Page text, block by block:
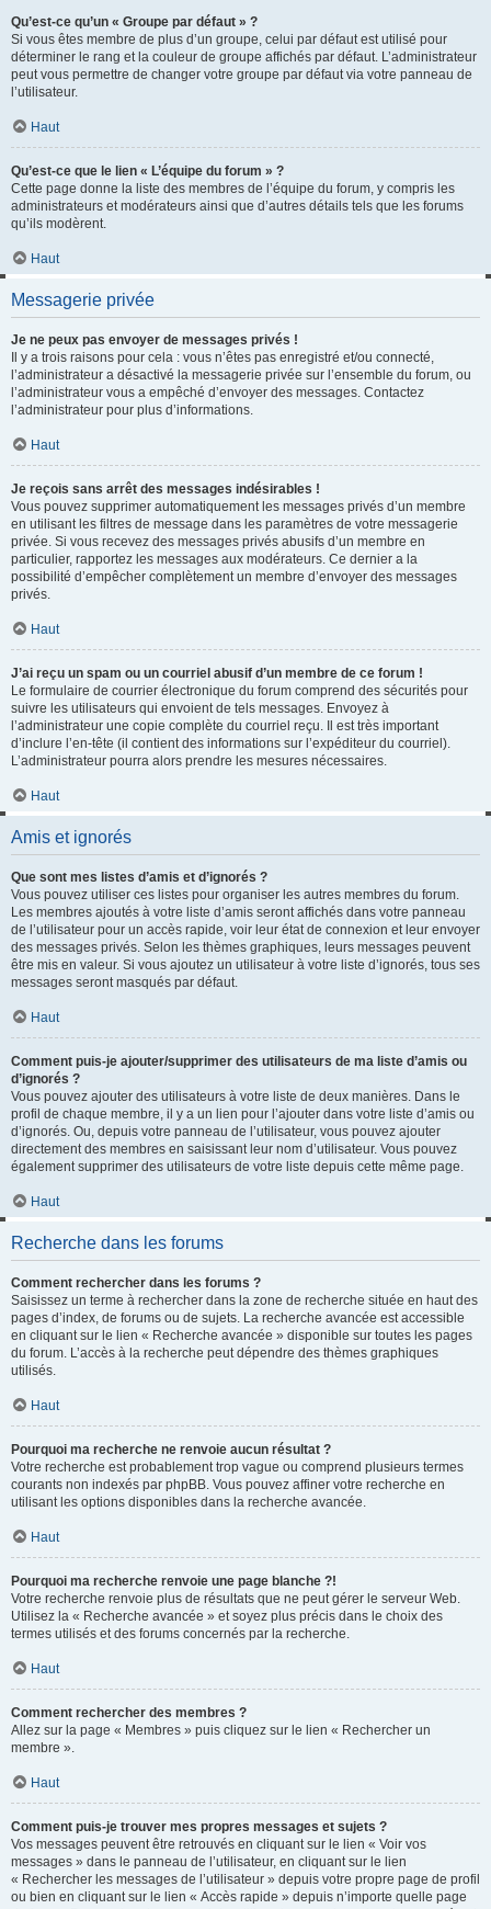
Qu’est-ce qu’un « Groupe par défaut » ?
Si vous êtes membre de plus d’un groupe, celui par défaut est utilisé pour
déterminer le rang et la couleur de groupe affichés par défaut. L’administrateur
peut vous permettre de changer votre groupe par défaut via votre panneau de
l’utilisateur.
Haut
Qu’est-ce que le lien « L’équipe du forum » ?
Cette page donne la liste des membres de l’équipe du forum, y compris les
administrateurs et modérateurs ainsi que d’autres détails tels que les forums
qu’ils modèrent.
Haut
Messagerie privée
Je ne peux pas envoyer de messages privés !
Il y a trois raisons pour cela : vous n’êtes pas enregistré et/ou connecté,
l’administrateur a désactivé la messagerie privée sur l’ensemble du forum, ou
l’administrateur vous a empêché d’envoyer des messages. Contactez
l’administrateur pour plus d’informations.
Haut
Je reçois sans arrêt des messages indésirables !
Vous pouvez supprimer automatiquement les messages privés d’un membre
en utilisant les filtres de message dans les paramètres de votre messagerie
privée. Si vous recevez des messages privés abusifs d’un membre en
particulier, rapportez les messages aux modérateurs. Ce dernier a la
possibilité d’empêcher complètement un membre d’envoyer des messages
privés.
Haut
J’ai reçu un spam ou un courriel abusif d’un membre de ce forum !
Le formulaire de courrier électronique du forum comprend des sécurités pour
suivre les utilisateurs qui envoient de tels messages. Envoyez à
l’administrateur une copie complète du courriel reçu. Il est très important
d’inclure l’en-tête (il contient des informations sur l’expéditeur du courriel).
L’administrateur pourra alors prendre les mesures nécessaires.
Haut
Amis et ignorés
Que sont mes listes d’amis et d’ignorés ?
Vous pouvez utiliser ces listes pour organiser les autres membres du forum.
Les membres ajoutés à votre liste d’amis seront affichés dans votre panneau
de l’utilisateur pour un accès rapide, voir leur état de connexion et leur envoyer
des messages privés. Selon les thèmes graphiques, leurs messages peuvent
être mis en valeur. Si vous ajoutez un utilisateur à votre liste d’ignorés, tous ses
messages seront masqués par défaut.
Haut
Comment puis-je ajouter/supprimer des utilisateurs de ma liste d’amis ou
d’ignorés ?
Vous pouvez ajouter des utilisateurs à votre liste de deux manières. Dans le
profil de chaque membre, il y a un lien pour l’ajouter dans votre liste d’amis ou
d’ignorés. Ou, depuis votre panneau de l’utilisateur, vous pouvez ajouter
directement des membres en saisissant leur nom d’utilisateur. Vous pouvez
également supprimer des utilisateurs de votre liste depuis cette même page.
Haut
Recherche dans les forums
Comment rechercher dans les forums ?
Saisissez un terme à rechercher dans la zone de recherche située en haut des
pages d’index, de forums ou de sujets. La recherche avancée est accessible
en cliquant sur le lien « Recherche avancée » disponible sur toutes les pages
du forum. L’accès à la recherche peut dépendre des thèmes graphiques
utilisés.
Haut
Pourquoi ma recherche ne renvoie aucun résultat ?
Votre recherche est probablement trop vague ou comprend plusieurs termes
courants non indexés par phpBB. Vous pouvez affiner votre recherche en
utilisant les options disponibles dans la recherche avancée.
Haut
Pourquoi ma recherche renvoie une page blanche ?!
Votre recherche renvoie plus de résultats que ne peut gérer le serveur Web.
Utilisez la « Recherche avancée » et soyez plus précis dans le choix des
termes utilisés et des forums concernés par la recherche.
Haut
Comment rechercher des membres ?
Allez sur la page « Membres » puis cliquez sur le lien « Rechercher un
membre ».
Haut
Comment puis-je trouver mes propres messages et sujets ?
Vos messages peuvent être retrouvés en cliquant sur le lien « Voir vos
messages » dans le panneau de l’utilisateur, en cliquant sur le lien
« Rechercher les messages de l’utilisateur » depuis votre propre page de profil
ou bien en cliquant sur le lien « Accès rapide » depuis n’importe quelle page